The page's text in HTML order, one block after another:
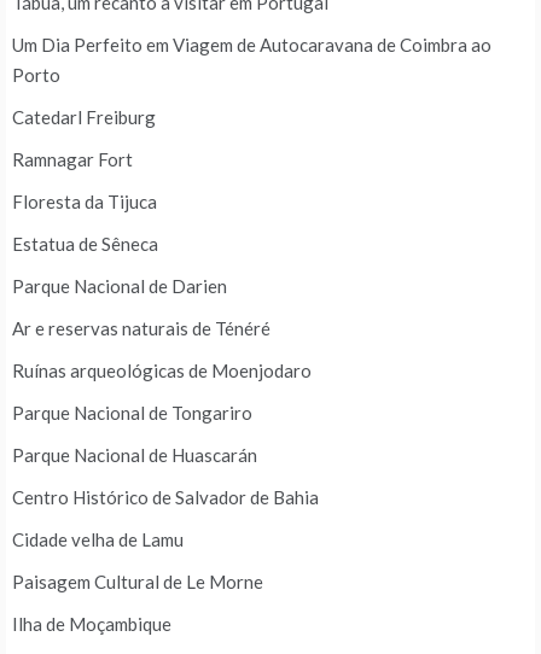
Um Dia Perfeito em Viagem de Autocaravana de Coimbra ao
Porto
Catedarl Freiburg
Ramnagar Fort
Floresta da Tijuca
Estatua de Sêneca
Parque Nacional de Darien
Ar e reservas naturais de Ténéré
Ruínas arqueológicas de Moenjodaro
Parque Nacional de Tongariro
Parque Nacional de Huascarán
Centro Histórico de Salvador de Bahia
Cidade velha de Lamu
Paisagem Cultural de Le Morne
Ilha de Moçambique